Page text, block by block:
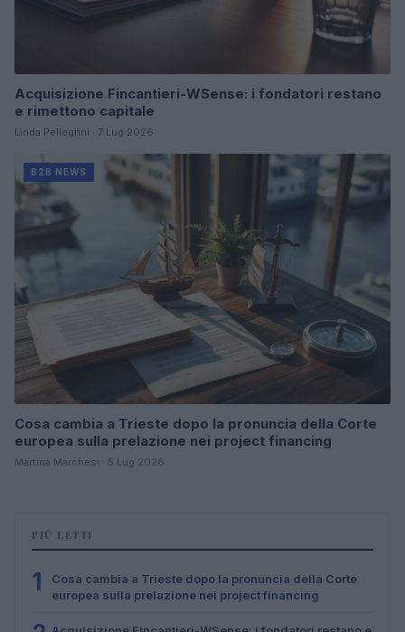
Acquisizione Fincantieri-WSense: i fondatori restano
e rimettono capitale
Linda Pellegrini · 7 Lug 2026
B2B NEWS
Cosa cambia a Trieste dopo la pronuncia della Corte
europea sulla prelazione nei project financing
Martina Marchesi · 5 Lug 2026
PIÙ LETTI
1
Cosa cambia a Trieste dopo la pronuncia della Corte
europea sulla prelazione nei project financing